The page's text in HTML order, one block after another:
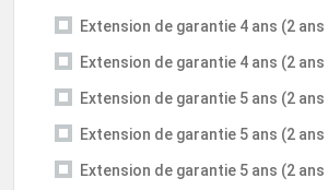
Extension de garantie 4 ans (2
Extension de garantie 4 ans (2
Extension de garantie 5 ans (2
Extension de garantie 5 ans (2
Extension de garantie 5 ans (2